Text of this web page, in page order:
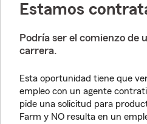
Estamos
Podría ser el comienzo de
carrera.
Esta oportunidad tiene que
empleo con un agente
pide una solicitud para
Farm y NO resulta en un